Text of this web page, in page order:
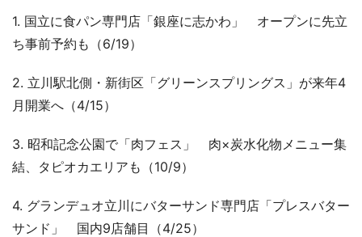
1. 国立に食パン専門店「銀座に志かわ」 オープンに先立
ち事前予約も（6/19）
2. 立川駅北側・新街区「グリーンスプリングス」が来年4
月開業へ（4/15）
3. 昭和記念公園で「肉フェス」 肉×炭水化物メニュー集
結、タピオカエリアも（10/9）
4. グランデュオ立川にバターサンド専門店「プレスバター
サンド」 国内9店舗目（4/25）